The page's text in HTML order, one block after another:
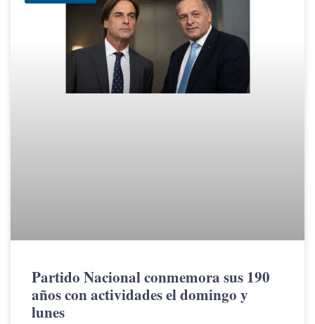
Partido Nacional conmemora sus 190
años con actividades el domingo y
lunes